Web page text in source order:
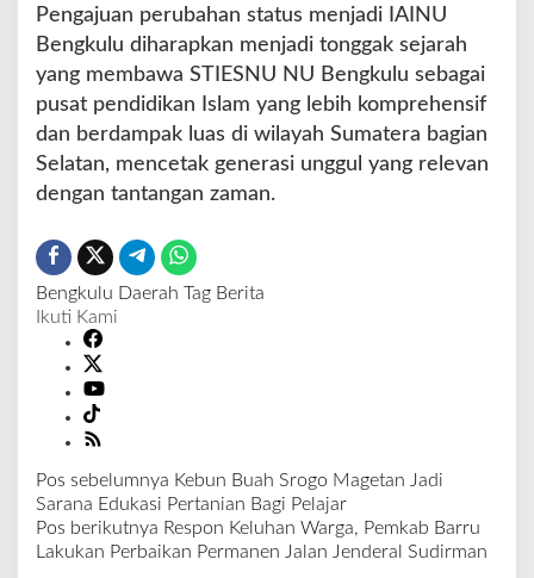
Pengajuan perubahan status menjadi IAINU
Bengkulu diharapkan menjadi tonggak sejarah
yang membawa STIESNU NU Bengkulu sebagai
pusat pendidikan Islam yang lebih komprehensif
dan berdampak luas di wilayah Sumatera bagian
Selatan, mencetak generasi unggul yang relevan
dengan tantangan zaman.
Bengkulu Daerah Tag Berita
Ikuti Kami
N
a
v
Pos sebelumnya Kebun Buah Srogo Magetan Jadi
Sarana Edukasi Pertanian Bagi Pelajar
Pos berikutnya Respon Keluhan Warga, Pemkab Barru
Lakukan Perbaikan Permanen Jalan Jenderal Sudirman